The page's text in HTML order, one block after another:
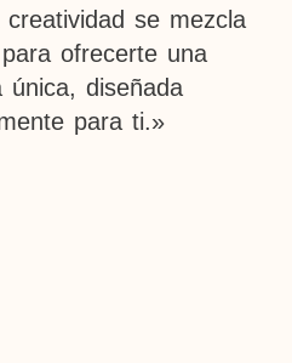
se mezcla
ofrecerte una
única, diseñada
para ti.»